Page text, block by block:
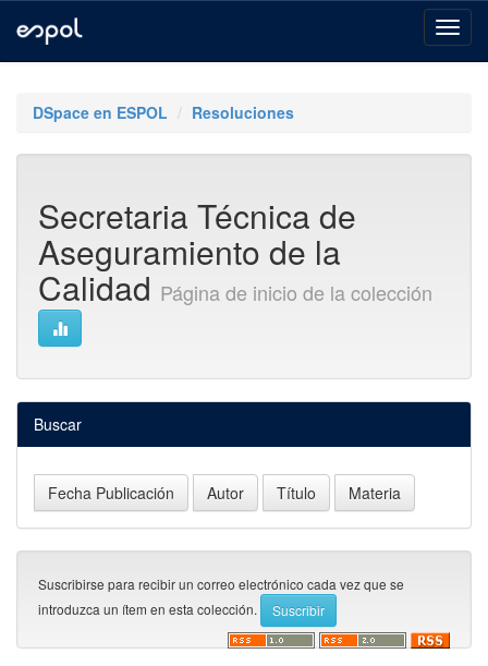
navigationDSpace en ESPOL Resoluciones
Secretaria Técnica de
Aseguramiento de la
Calidad Página de inicio de la colección
Buscar
Suscribirse para recibir un correo electrónico cada vez que se
introduzca un ítem en esta colección.